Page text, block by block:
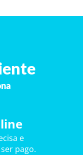
e
pago.